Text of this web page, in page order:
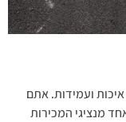
ועמידות. אתם
מנציגי המכירות